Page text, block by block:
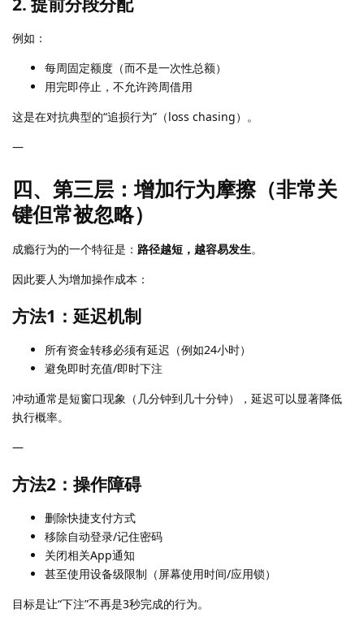
例如：
每周固定额度（而不是一次性总额）
用完即停止，不允许跨周借用
这是在对抗典型的“追损行为”（loss chasing）。
—
四、第三层：增加行为摩擦（非常关
键但常被忽略）
成瘾行为的一个特征是： 路径越短，越容易发生。
因此要人为增加操作成本：
方法1：延迟机制
所有资金转移必须有延迟（例如24小时）
避免即时充值/即时下注
冲动通常是短窗口现象（几分钟到几十分钟），延迟可以显著降低
执行概率。
—
方法2：操作障碍
删除快捷支付方式
移除自动登录/记住密码
关闭相关App通知
甚至使用设备级限制（屏幕使用时间/应用锁）
目标是让“下注”不再是3秒完成的行为。